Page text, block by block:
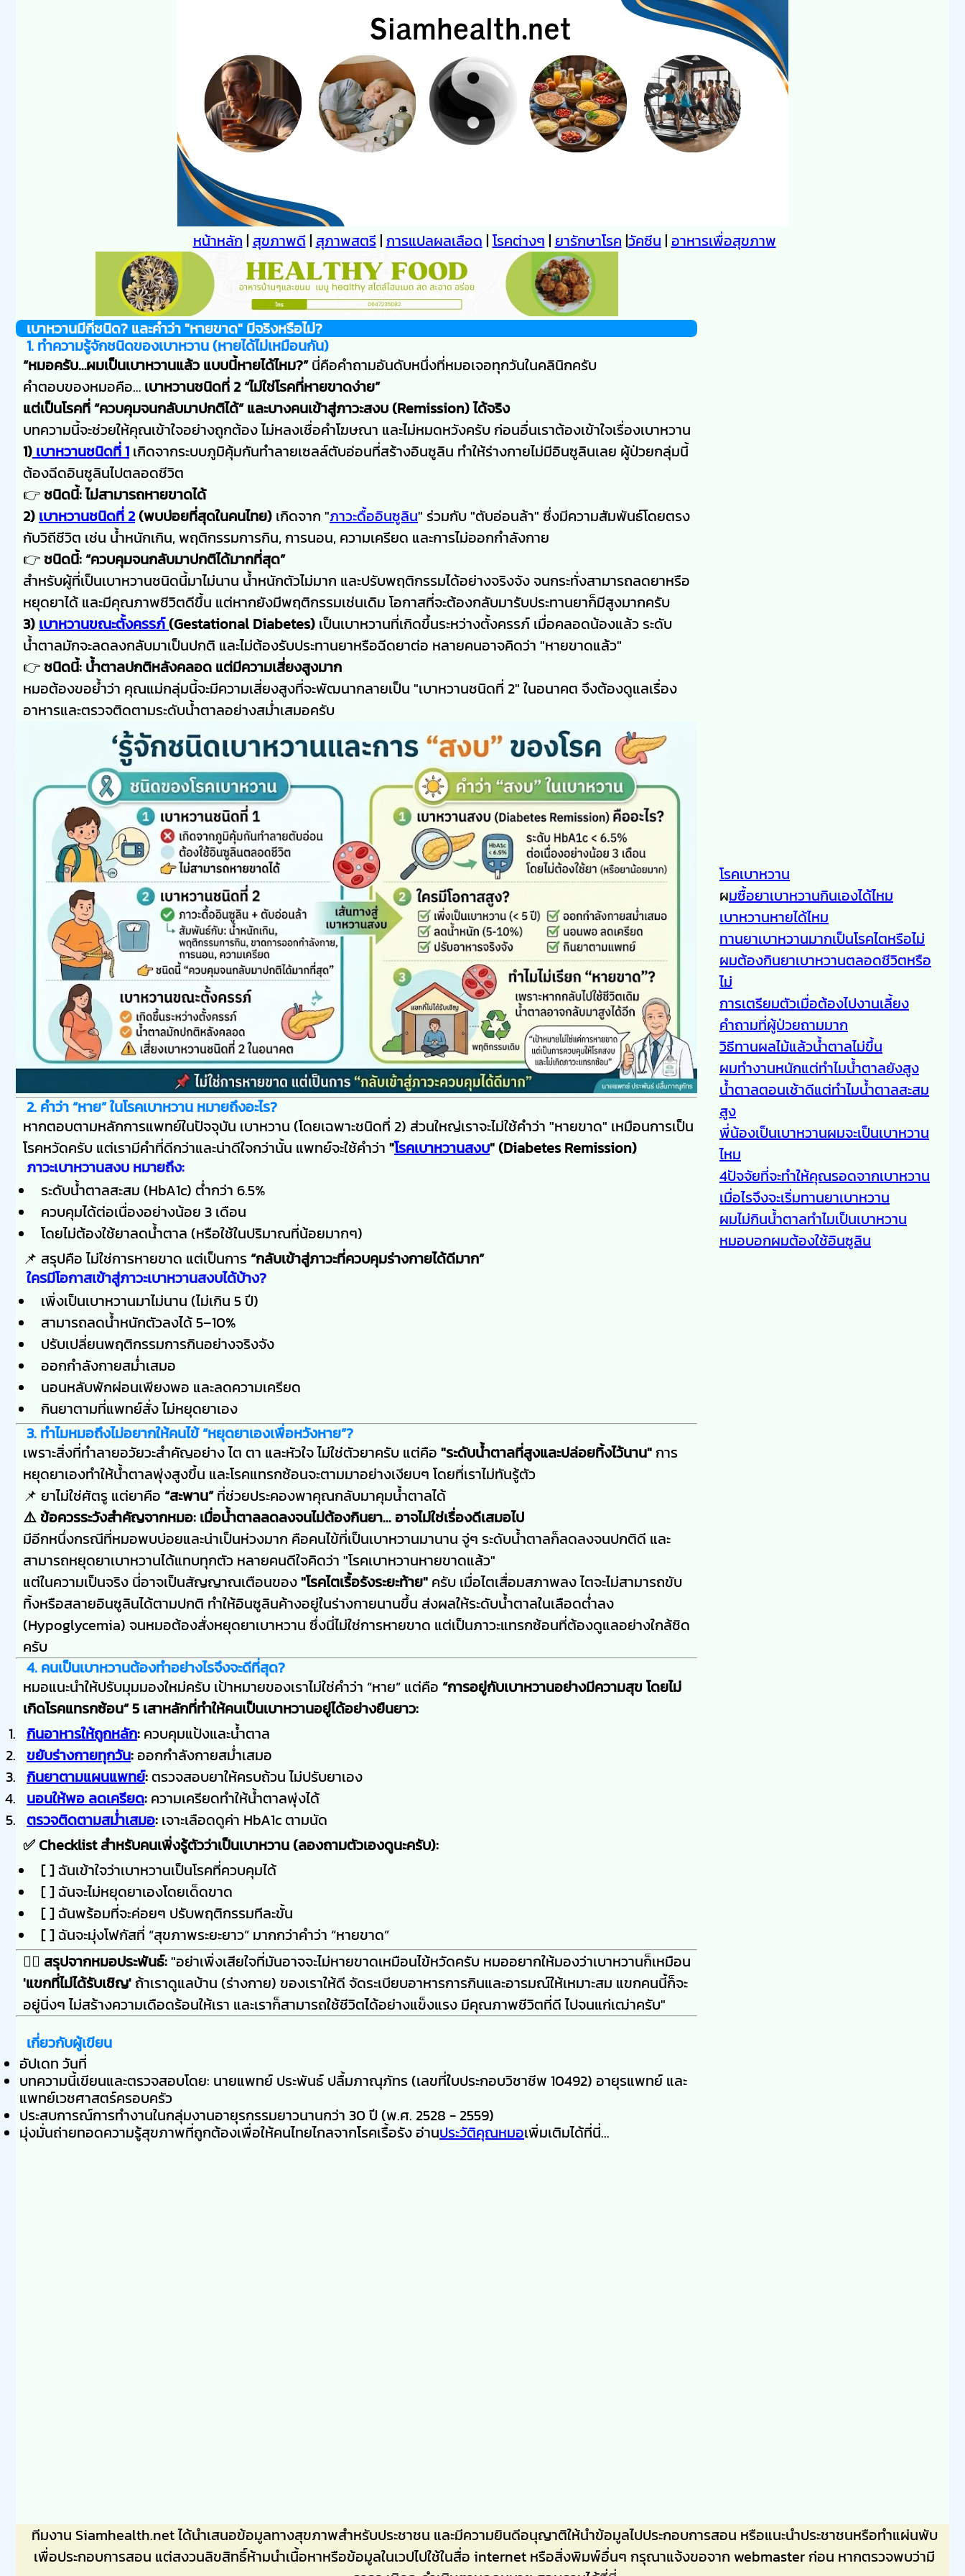
หน้าหลัก|สุขภาพดี|สุภาพสตรี|การแปลผลเลือด|โรคต่างๆ|ยารักษาโรค|วัคซีน|อาหารเพื่อสุขภาพ
เบาหวานมีกี่ชนิด? และคำว่า "หายขาด" มีจริงหรือไม่?
1. ทำความรู้จักชนิดของเบาหวาน (หายได้ไม่เหมือนกัน)
“หมอครับ…ผมเป็นเบาหวานแล้ว แบบนี้หายได้ไหม?”นี่คือคำถามอันดับหนึ่งที่หมอเจอทุกวันในคลินิกครับ
คำตอบของหมอคือ… เบาหวานชนิดที่ 2 “ไม่ใช่โรคที่หายขาดง่าย”
แต่เป็นโรคที่ “ควบคุมจนกลับมาปกติได้” และบางคนเข้าสู่ภาวะสงบ (Remission) ได้จริง
บทความนี้จะช่วยให้คุณเข้าใจอย่างถูกต้อง ไม่หลงเชื่อคำโฆษณา และไม่หมดหวังครับ ก่อนอื่นเราต้องเข้าใจเรื่องเบาหวาน
1)เบาหวานชนิดที่ 1 เกิดจากระบบภูมิคุ้มกันทำลายเซลล์ตับอ่อนที่สร้างอินซูลิน ทำให้ร่างกายไม่มีอินซูลินเลย ผู้ป่วยกลุ่มนี้
ต้องฉีดอินซูลินไปตลอดชีวิต
👉ชนิดนี้: ไม่สามารถหายขาดได้
2)เบาหวานชนิดที่ 2(พบบ่อยที่สุดในคนไทย) เกิดจาก "ภาวะดื้ออินซูลิน" ร่วมกับ "ตับอ่อนล้า" ซึ่งมีความสัมพันธ์โดยตรง
กับวิถีชีวิต เช่น น้ำหนักเกิน, พฤติกรรมการกิน, การนอน, ความเครียด และการไม่ออกกำลังกาย
👉ชนิดนี้: “ควบคุมจนกลับมาปกติได้มากที่สุด”
สำหรับผู้ที่เป็นเบาหวานชนิดนี้มาไม่นาน น้ำหนักตัวไม่มาก และปรับพฤติกรรมได้อย่างจริงจัง จนกระทั่งสามารถลดยาหรือ
หยุดยาได้ และมีคุณภาพชีวิตดีขึ้น แต่หากยังมีพฤติกรรมเช่นเดิม โอกาสที่จะต้องกลับมารับประทานยาก็มีสูงมากครับ
3)เบาหวานขณะตั้งครรภ์(Gestational Diabetes) เป็นเบาหวานที่เกิดขึ้นระหว่างตั้งครรภ์ เมื่อคลอดน้องแล้ว ระดับ
น้ำตาลมักจะลดลงกลับมาเป็นปกติ และไม่ต้องรับประทานยาหรือฉีดยาต่อ หลายคนอาจคิดว่า "หายขาดแล้ว"
👉ชนิดนี้: น้ำตาลปกติหลังคลอด แต่มีความเสี่ยงสูงมาก
หมอต้องขอย้ำว่า คุณแม่กลุ่มนี้จะมีความเสี่ยงสูงที่จะพัฒนากลายเป็น "เบาหวานชนิดที่ 2" ในอนาคต จึงต้องดูแลเรื่อง
อาหารและตรวจติดตามระดับน้ำตาลอย่างสม่ำเสมอครับ
2. คำว่า “หาย” ในโรคเบาหวาน หมายถึงอะไร?
หากตอบตามหลักการแพทย์ในปัจจุบัน เบาหวาน (โดยเฉพาะชนิดที่ 2) ส่วนใหญ่เราจะไม่ใช้คำว่า "หายขาด" เหมือนการเป็น
โรคหวัดครับ แต่เรามีคำที่ดีกว่าและน่าดีใจกว่านั้น แพทย์จะใช้คำว่า "โรคเบาหวานสงบ" (Diabetes Remission)
ภาวะเบาหวานสงบ หมายถึง:
ระดับน้ำตาลสะสม (HbA1c) ต่ำกว่า 6.5%
ควบคุมได้ต่อเนื่องอย่างน้อย 3 เดือน
โดยไม่ต้องใช้ยาลดน้ำตาล (หรือใช้ในปริมาณที่น้อยมากๆ)
📌 สรุปคือ ไม่ใช่การหายขาด แต่เป็นการ“กลับเข้าสู่ภาวะที่ควบคุมร่างกายได้ดีมาก”
ใครมีโอกาสเข้าสู่ภาวะเบาหวานสงบได้บ้าง?
เพิ่งเป็นเบาหวานมาไม่นาน (ไม่เกิน 5 ปี)
สามารถลดน้ำหนักตัวลงได้ 5–10%
ปรับเปลี่ยนพฤติกรรมการกินอย่างจริงจัง
ออกกำลังกายสม่ำเสมอ
นอนหลับพักผ่อนเพียงพอ และลดความเครียด
กินยาตามที่แพทย์สั่ง ไม่หยุดยาเอง
3. ทำไมหมอถึงไม่อยากให้คนไข้ “หยุดยาเองเพื่อหวังหาย”?
เพราะสิ่งที่ทำลายอวัยวะสำคัญอย่าง ไต ตา และหัวใจ ไม่ใช่ตัวยาครับ แต่คือ "ระดับน้ำตาลที่สูงและปล่อยทิ้งไว้นาน"การ
หยุดยาเองทำให้น้ำตาลพุ่งสูงขึ้น และโรคแทรกซ้อนจะตามมาอย่างเงียบๆ โดยที่เราไม่ทันรู้ตัว
📌 ยาไม่ใช่ศัตรู แต่ยาคือ “สะพาน”ที่ช่วยประคองพาคุณกลับมาคุมน้ำตาลได้
⚠️ ข้อควรระวังสำคัญจากหมอ: เมื่อน้ำตาลลดลงจนไม่ต้องกินยา... อาจไม่ใช่เรื่องดีเสมอไป
มีอีกหนึ่งกรณีที่หมอพบบ่อยและน่าเป็นห่วงมาก คือคนไข้ที่เป็นเบาหวานมานาน จู่ๆ ระดับน้ำตาลก็ลดลงจนปกติดี และ
สามารถหยุดยาเบาหวานได้แทบทุกตัว หลายคนดีใจคิดว่า "โรคเบาหวานหายขาดแล้ว"
แต่ในความเป็นจริง นี่อาจเป็นสัญญาณเตือนของ"โรคไตเรื้อรังระยะท้าย" ครับ เมื่อไตเสื่อมสภาพลง ไตจะไม่สามารถขับ
ทิ้งหรือสลายอินซูลินได้ตามปกติ ทำให้อินซูลินค้างอยู่ในร่างกายนานขึ้น ส่งผลให้ระดับน้ำตาลในเลือดต่ำลง
(Hypoglycemia) จนหมอต้องสั่งหยุดยาเบาหวาน ซึ่งนี่ไม่ใช่การหายขาด แต่เป็นภาวะแทรกซ้อนที่ต้องดูแลอย่างใกล้ชิด
ครับ
4. คนเป็นเบาหวานต้องทำอย่างไรจึงจะดีที่สุด?
หมอแนะนำให้ปรับมุมมองใหม่ครับ เป้าหมายของเราไม่ใช่คำว่า “หาย” แต่คือ “การอยู่กับเบาหวานอย่างมีความสุข โดยไม่
เกิดโรคแทรกซ้อน”5 เสาหลักที่ทำให้คนเป็นเบาหวานอยู่ได้อย่างยืนยาว:
กินอาหารให้ถูกหลัก: ควบคุมแป้งและน้ำตาล
ขยับร่างกายทุกวัน: ออกกำลังกายสม่ำเสมอ
กินยาตามแผนแพทย์:ตรวจสอบยาให้ครบถ้วน ไม่ปรับยาเอง
นอนให้พอ ลดเครียด: ความเครียดทำให้น้ำตาลพุ่งได้
ตรวจติดตามสม่ำเสมอ: เจาะเลือดดูค่า HbA1c ตามนัด
✅ Checklist สำหรับคนเพิ่งรู้ตัวว่าเป็นเบาหวาน (ลองถามตัวเองดูนะครับ):
[ ] ฉันเข้าใจว่าเบาหวานเป็นโรคที่ควบคุมได้
[ ] ฉันจะไม่หยุดยาเองโดยเด็ดขาด
[ ] ฉันพร้อมที่จะค่อยๆ ปรับพฤติกรรมทีละขั้น
[ ] ฉันจะมุ่งโฟกัสที่ “สุขภาพระยะยาว” มากกว่าคำว่า “หายขาด”
👨‍⚕️ สรุปจากหมอประพันธ์:"อย่าเพิ่งเสียใจที่มันอาจจะไม่หายขาดเหมือนไข้หวัดครับ หมออยากให้มองว่าเบาหวานก็เหมือน
'แขกที่ไม่ได้รับเชิญ'ถ้าเราดูแลบ้าน (ร่างกาย) ของเราให้ดี จัดระเบียบอาหารการกินและอารมณ์ให้เหมาะสม แขกคนนี้ก็จะ
อยู่นิ่งๆ ไม่สร้างความเดือดร้อนให้เรา และเราก็สามารถใช้ชีวิตได้อย่างแข็งแรง มีคุณภาพชีวิตที่ดี ไปจนแก่เฒ่าครับ"
เกี่ยวกับผู้เขียน
อัปเดท วันที่
บทความนี้เขียนและตรวจสอบโดย: นายแพทย์ ประพันธ์ ปลื้มภาณุภัทร (เลขที่ใบประกอบวิชาชีพ 10492) อายุรแพทย์ และ
แพทย์เวชศาสตร์ครอบครัว
ประสบการณ์การทำงานในกลุ่มงานอายุรกรรมยาวนานกว่า 30 ปี (พ.ศ. 2528 - 2559)
มุ่งมั่นถ่ายทอดความรู้สุขภาพที่ถูกต้องเพื่อให้คนไทยไกลจากโรคเรื้อรัง อ่านประวัติคุณหมอเพิ่มเติมได้ที่นี่...
โรคเบาหวาน
ผมซื้อยาเบาหวานกินเองได้ไหม
เบาหวานหายได้ไหม
ทานยาเบาหวานมากเป็นโรคไตหรือไม่
ผมต้องกินยาเบาหวานตลอดชีวิตหรือ
ไม่
การเตรียมตัวเมื่อต้องไปงานเลี้ยง
คำถามที่ผู้ป่วยถามมาก
วิธีทานผลไม้แล้วน้ำตาลไม่ขึ้น
ผมทำงานหนักแต่ทำไมน้ำตาลยังสูง
น้ำตาลตอนเช้าดีแต่ทำไมน้ำตาลสะสม
สูง
พี่น้องเป็นเบาหวานผมจะเป็นเบาหวาน
ไหม
4ปัจจัยที่จะทำให้คุณรอดจากเบาหวาน
เมื่อไรจึงจะเริ่มทานยาเบาหวาน
ผมไม่กินน้ำตาลทำไมเป็นเบาหวาน
หมอบอกผมต้องใช้อินซูลิน
ทีมงาน Siamhealth.net ได้นำเสนอข้อมูลทางสุขภาพสำหรับประชาชน และมีความยินดีอนุญาติให้นำข้อมูลไปประกอบการสอน หรือแนะนำประชาชนหรือทำแผ่นพับ
เพื่อประกอบการสอน แต่สงวนลิขสิทธิ์ห้ามนำเนื้อหาหรือข้อมูลในเวปไปใช้ในสื่อ internet หรือสิ่งพิมพ์อื่นๆ กรุณาแจ้งขอจาก webmaster ก่อน หากตรวจพบว่ามี